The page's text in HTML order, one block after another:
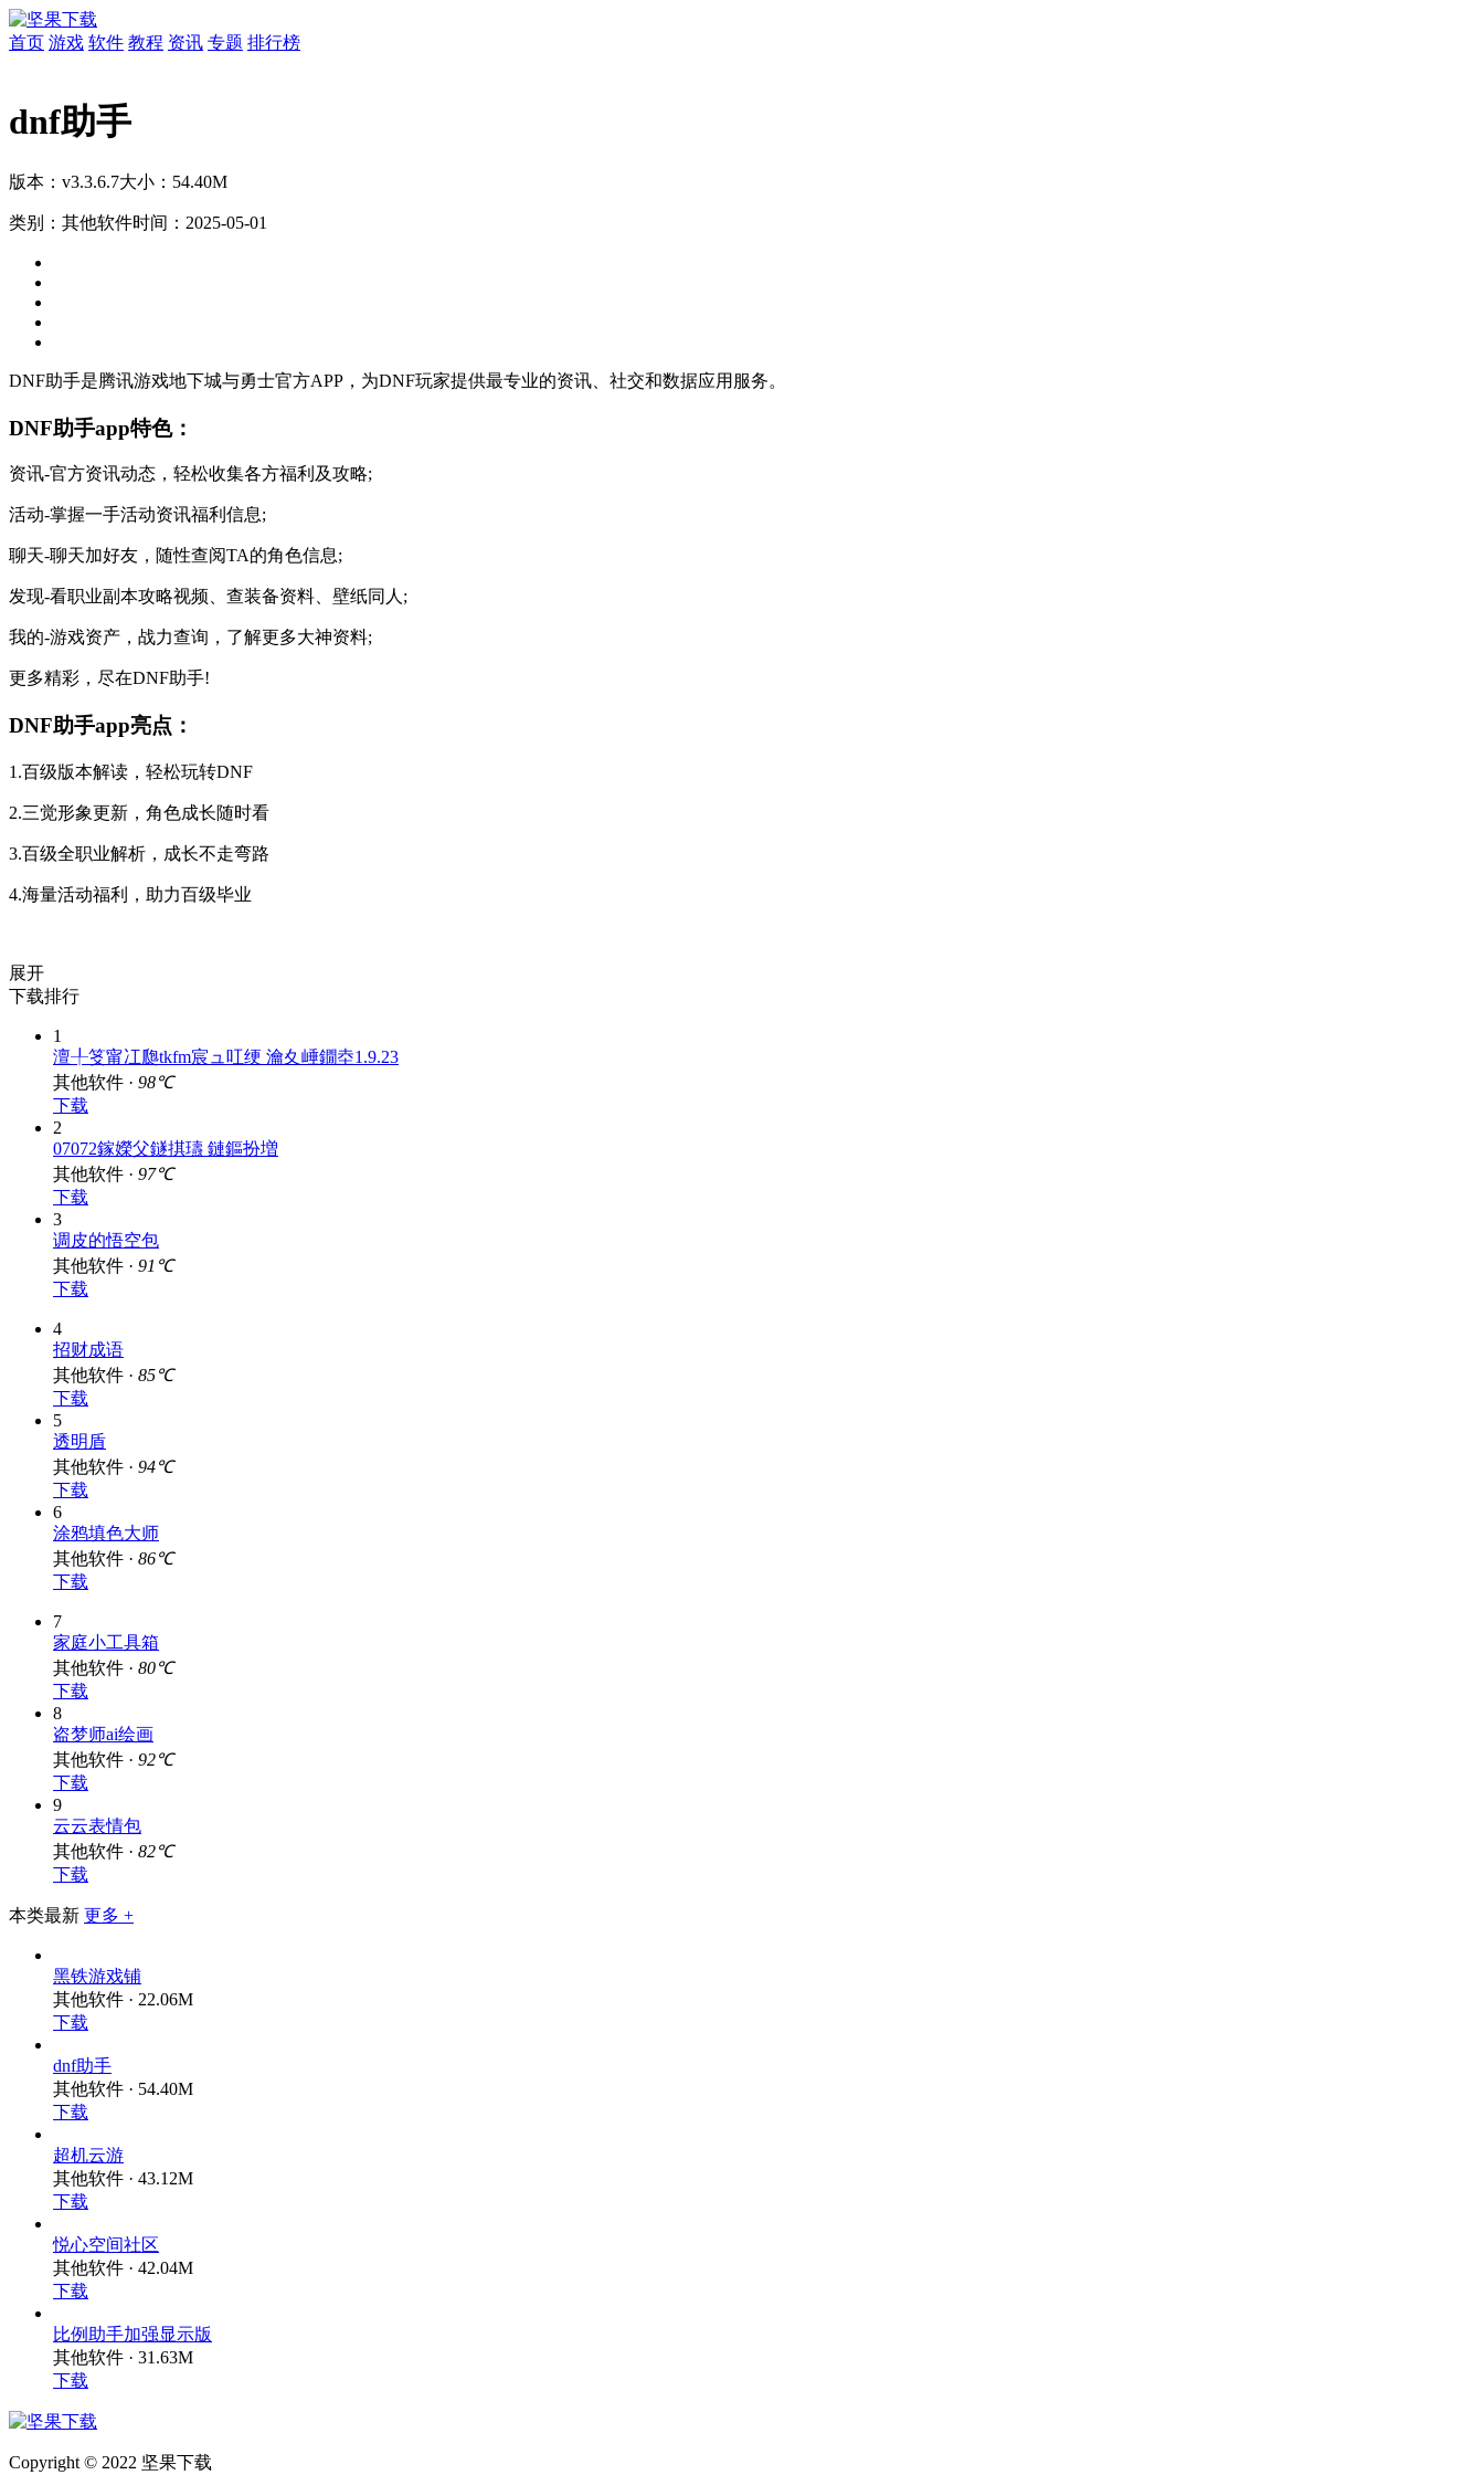
首页 游戏 软件 教程 资讯 专题 排行榜
dnf助手
版本：v3.3.6.7大小：54.40M
类别：其他软件时间：2025-05-01
DNF助手是腾讯游戏地下城与勇士官方APP，为DNF玩家提供最专业的资讯、社交和数据应用服务。
DNF助手app特色：
资讯-官方资讯动态，轻松收集各方福利及攻略;
活动-掌握一手活动资讯福利信息;
聊天-聊天加好友，随性查阅TA的角色信息;
发现-看职业副本攻略视频、查装备资料、壁纸同人;
我的-游戏资产，战力查询，了解更多大神资料;
更多精彩，尽在DNF助手!
DNF助手app亮点：
1.百级版本解读，轻松玩转DNF
2.三觉形象更新，角色成长随时看
3.百级全职业解析，成长不走弯路
4.海量活动福利，助力百级毕业
展开
下载排行
1
澶╀笅甯冮瓟tkfm宸ュ叿绠 瀹夊崜鐗坴1.9.23
其他软件 · 98℃
下载
2
07072鎵嬫父鐩掑瓙 鏈鏂扮増
其他软件 · 97℃
下载
3
调皮的悟空包
其他软件 · 91℃
下载
4
招财成语
其他软件 · 85℃
下载
5
透明盾
其他软件 · 94℃
下载
6
涂鸦填色大师
其他软件 · 86℃
下载
7
家庭小工具箱
其他软件 · 80℃
下载
8
盗梦师ai绘画
其他软件 · 92℃
下载
9
云云表情包
其他软件 · 82℃
下载
本类最新 更多 +
黑铁游戏铺
其他软件 · 22.06M
下载
dnf助手
其他软件 · 54.40M
下载
超机云游
其他软件 · 43.12M
下载
悦心空间社区
其他软件 · 42.04M
下载
比例助手加强显示版
其他软件 · 31.63M
下载
Copyright © 2022 坚果下载